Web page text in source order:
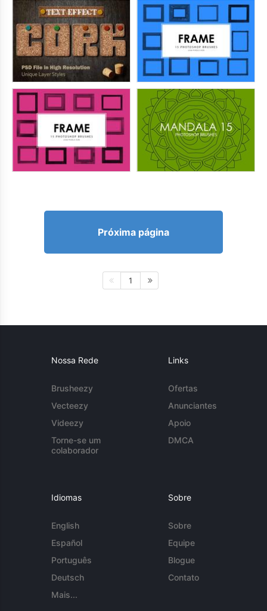
Próxima página
1
Nossa Rede
Brusheezy
Vecteezy
Videezy
Torne-se um
colaborador
Links
Ofertas
Anunciantes
Apoio
DMCA
Idiomas
English
Español
Português
Deutsch
Mais...
Sobre
Sobre
Equipe
Blogue
Contato